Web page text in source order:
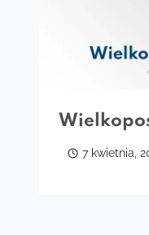
7 kwietnia,